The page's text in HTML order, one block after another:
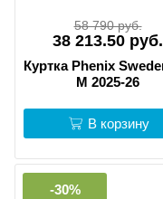
58 790 руб.
38 213.50 руб.
Куртка Phenix
M 2025-26
В корзину
-30%